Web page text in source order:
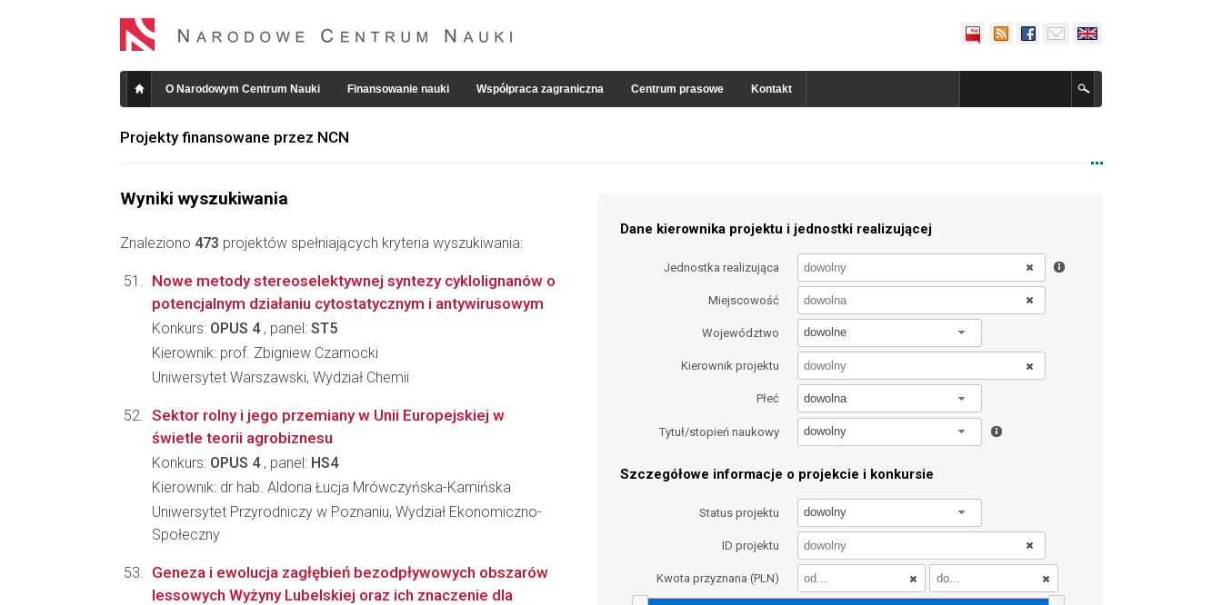
O Narodowym Centrum Nauki Finansowanie nauki Współpraca zagraniczna Centrum prasowe Kontakt
Projekty finansowane przez NCN
Wyniki wyszukiwania
Znaleziono 473 projektów spełniających kryteria wyszukiwania:
Dane kierownika projektu i jednostki realizującej
Jednostka realizująca
Miejscowość
Województwo dowolne
Kierownik projektu
Płeć dowolna
Tytuł/stopień naukowy dowolny
Szczegółowe informacje o projekcie i konkursie
Status projektu dowolny
ID projektu
Kwota przyznana (PLN)
Nowe metody stereoselektywnej syntezy cyklolignanów o
potencjalnym działaniu cytostatycznym i antywirusowym
Konkurs: OPUS 4, panel: ST5
Kierownik: prof. Zbigniew Czarnocki
Uniwersytet Warszawski, Wydział Chemii
Sektor rolny i jego przemiany w Unii Europejskiej w
świetle teorii agrobiznesu
Konkurs: OPUS 4, panel: HS4
Kierownik: dr hab. Aldona Łucja Mrówczyńska-Kamińska
Uniwersytet Przyrodniczy w Poznaniu, Wydział Ekonomiczno-
Społeczny
Geneza i ewolucja zagłębień bezodpływowych obszarów
lessowych Wyżyny Lubelskiej oraz ich znaczenie dla